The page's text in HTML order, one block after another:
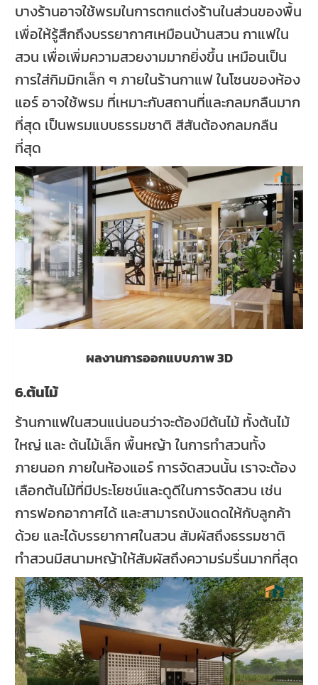
บางร้านอาจใช้พรมในการตกแต่งร้านในส่วนของพื้น
เพื่อให้รู้สึกถึงบรรยากาศเหมือนบ้านสวน กาแฟใน
สวน เพื่อเพิ่มความสวยงามมากยิ่งขึ้น เหมือนเป็น
การใส่กิมมิกเล็ก ๆ ภายในร้านกาแฟ ในโซนของห้อง
แอร์ อาจใช้พรม ที่เหมาะกับสถานที่และกลมกลืนมาก
ที่สุด เป็นพรมแบบธรรมชาติ สีสันต้องกลมกลืน
ที่สุด
ผลงานการออกแบบภาพ 3D
6.ต้นไม้
ร้านกาแฟในสวนแน่นอนว่าจะต้องมีต้นไม้ ทั้งต้นไม้
ใหญ่ และ ต้นไม้เล็ก พื้นหญ้า ในการทำสวนทั้ง
ภายนอก ภายในห้องแอร์ การจัดสวนนั้น เราจะต้อง
เลือกต้นไม้ที่มีประโยชน์และดูดีในการจัดสวน เช่น
การฟอกอากาศได้ และสามารถบังแดดให้กับลูกค้า
ด้วย และได้บรรยากาศในสวน สัมผัสถึงธรรมชาติ
ทำสวนมีสนามหญ้าให้สัมผัสถึงความร่มรื่นมากที่สุด